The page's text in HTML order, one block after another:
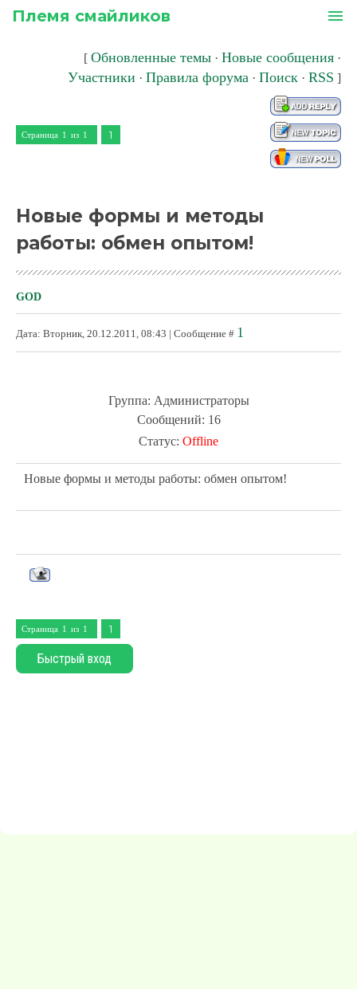
Племя смайликов menu
[ Обновленные темы · Новые сообщения ·
Участники · Правила форума · Поиск · RSS ]
Страница 1 из 1 1
Новые формы и методы
работы: обмен опытом!
GOD
Дата: Вторник, 20.12.2011, 08:43 | Сообщение # 1
Группа: Администраторы
Сообщений: 16
Статус: Offline
Новые формы и методы работы: обмен опытом!
Страница 1 из 1 1